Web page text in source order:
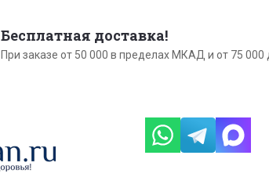
Бесплатная доставка!
При заказе от 50 000 в пределах МКАД и от 75